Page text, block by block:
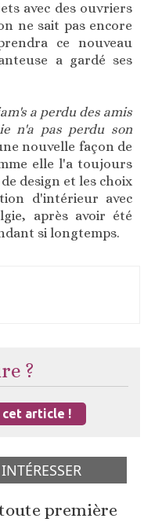
avec des ouvriers
ne sait pas encore
ce nouveau
a gardé ses
a perdu des amis
n'a pas perdu son
nouvelle façon de
elle l'a toujours
design et les choix
d'intérieur avec
après avoir été
si longtemps.
?
cet article !